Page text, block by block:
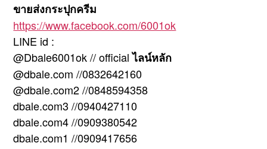
ขายส่งกระปุกครีม
https://www.facebook.com/6001ok
LINE id :
@Dbale6001ok // officialไลน์หลัก
@dbale.com //0832642160
@dbale.com2 //0848594358
dbale.com3 //0940427110
dbale.com4 //0909380542
dbale.com1 //0909417656